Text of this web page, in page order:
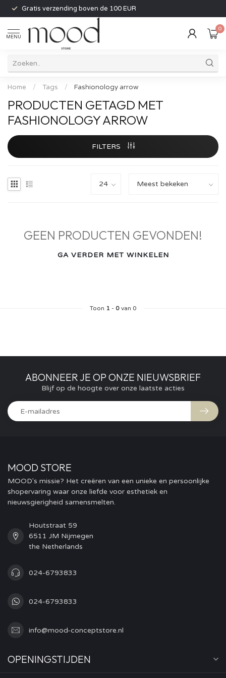
Gratis verzending boven de 100 EUR
MENU
0
Home / Tags / Fashionology arrow
PRODUCTEN GETAGD MET
FASHIONOLOGY ARROW
FILTERS
GEEN PRODUCTEN GEVONDEN!
GA VERDER MET WINKELEN
Toon 1 - 0van 0
ABONNEER JE OP ONZE NIEUWSBRIEF
Blijf op de hoogte over onze laatste acties
MOOD STORE
MOOD's missie? Het creëren van een unieke en persoonlijke
shopervaring waar onze liefde voor esthetiek en
nieuwsgierigheid samensmelten.
Houtstraat 59
6511 JM Nijmegen
the Netherlands
024-6793833
024-6793833
info@mood-conceptstore.nl
OPENINGSTIJDEN